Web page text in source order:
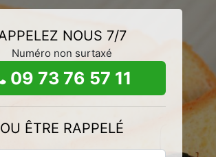
NOUS 7/7
Numéro non surtaxé
09 73 76 57 11
OU ÊTRE RAPPELÉ